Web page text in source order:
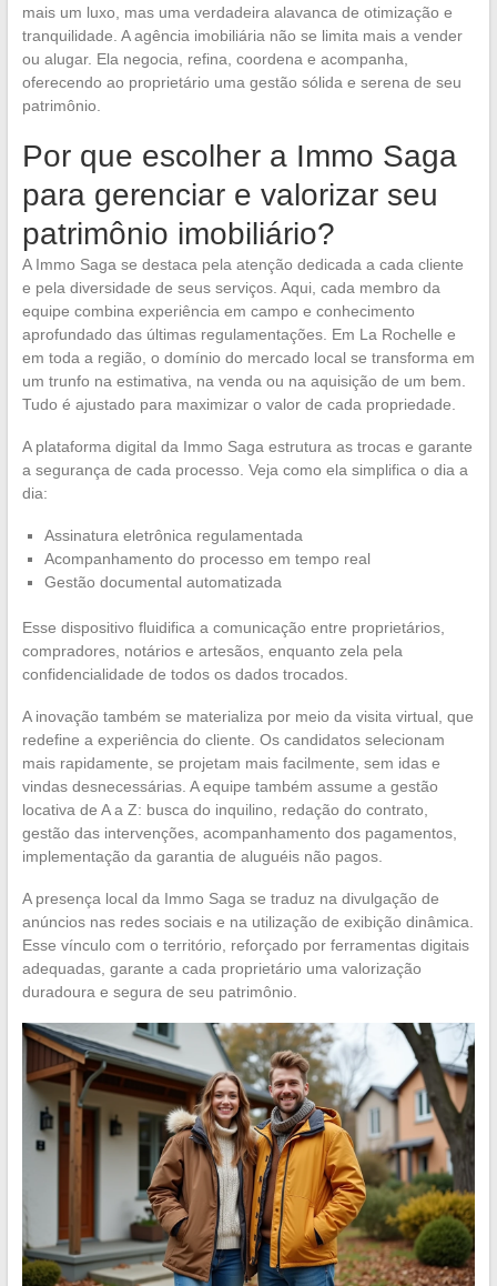
mais um luxo, mas uma verdadeira alavanca de otimização e
tranquilidade. A agência imobiliária não se limita mais a vender
ou alugar. Ela negocia, refina, coordena e acompanha,
oferecendo ao proprietário uma gestão sólida e serena de seu
patrimônio.
Por que escolher a Immo Saga
para gerenciar e valorizar seu
patrimônio imobiliário?
A Immo Saga se destaca pela atenção dedicada a cada cliente
e pela diversidade de seus serviços. Aqui, cada membro da
equipe combina experiência em campo e conhecimento
aprofundado das últimas regulamentações. Em La Rochelle e
em toda a região, o domínio do mercado local se transforma em
um trunfo na estimativa, na venda ou na aquisição de um bem.
Tudo é ajustado para maximizar o valor de cada propriedade.
A plataforma digital da Immo Saga estrutura as trocas e garante
a segurança de cada processo. Veja como ela simplifica o dia a
dia:
Assinatura eletrônica regulamentada
Acompanhamento do processo em tempo real
Gestão documental automatizada
Esse dispositivo fluidifica a comunicação entre proprietários,
compradores, notários e artesãos, enquanto zela pela
confidencialidade de todos os dados trocados.
A inovação também se materializa por meio da visita virtual, que
redefine a experiência do cliente. Os candidatos selecionam
mais rapidamente, se projetam mais facilmente, sem idas e
vindas desnecessárias. A equipe também assume a gestão
locativa de A a Z: busca do inquilino, redação do contrato,
gestão das intervenções, acompanhamento dos pagamentos,
implementação da garantia de aluguéis não pagos.
A presença local da Immo Saga se traduz na divulgação de
anúncios nas redes sociais e na utilização de exibição dinâmica.
Esse vínculo com o território, reforçado por ferramentas digitais
adequadas, garante a cada proprietário uma valorização
duradoura e segura de seu patrimônio.